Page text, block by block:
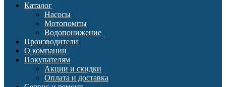
Каталог
Насосы
Мотопомпы
Водопонижение
Производители
О компании
Покупателям
Акции и скидки
Оплата и доставка